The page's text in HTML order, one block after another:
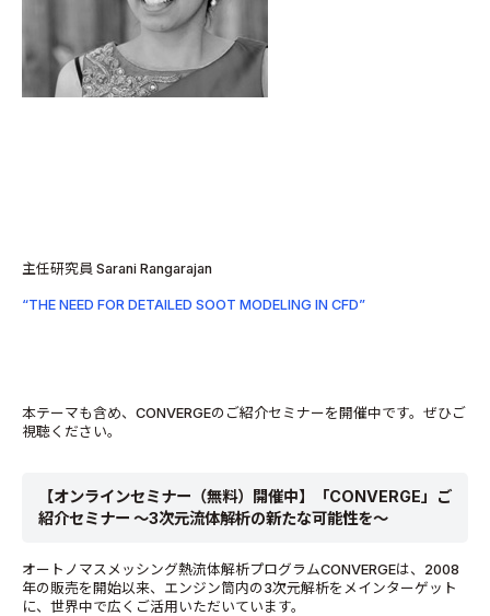
主任研究員 Sarani Rangarajan
“THE NEED FOR DETAILED SOOT MODELING IN CFD”
本テーマも含め、CONVERGEのご紹介セミナーを開催中です。ぜひご
視聴ください。
【オンラインセミナー（無料）開催中】「CONVERGE」ご
紹介セミナー ～3次元流体解析の新たな可能性を～
オートノマスメッシング熱流体解析プログラムCONVERGEは、2008
年の販売を開始以来、エンジン筒内の3次元解析をメインターゲット
に、世界中で広くご活用いただいています。